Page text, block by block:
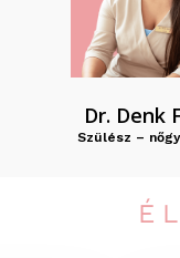
Dr. Denk
Szülész –